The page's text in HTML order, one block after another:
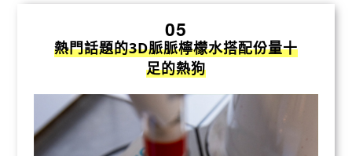
05
熱門話題的3D脈脈檸檬水搭配份量十
足的熱狗